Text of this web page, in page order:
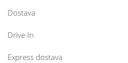
Dostava
Drive In
Express dostava